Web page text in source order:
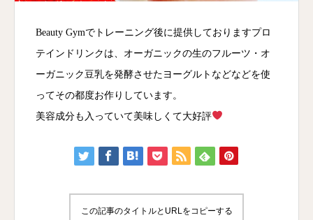
Beauty Gymでトレーニング後に提供しておりますプロ
テインドリンクは、オーガニックの生のフルーツ・オ
ーガニック豆乳を発酵させたヨーグルトなどなどを使
ってその都度お作りしています。
美容成分も入っていて美味しくて大好評
この記事のタイトルとURLをコピーする